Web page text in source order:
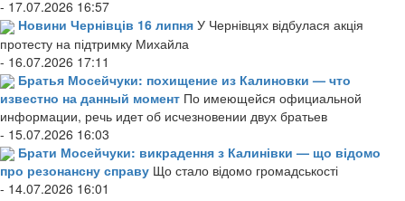
- 17.07.2026 16:57
Новини Чернівців 16 липня У Чернівцях відбулася акція
протесту на підтримку Михайла
- 16.07.2026 17:11
Братья Мосейчуки: похищение из Калиновки — что
известно на данный момент По имеющейся официальной
информации, речь идет об исчезновении двух братьев
- 15.07.2026 16:03
Брати Мосейчуки: викрадення з Калинівки — що відомо
про резонансну справу Що стало відомо громадськості
- 14.07.2026 16:01